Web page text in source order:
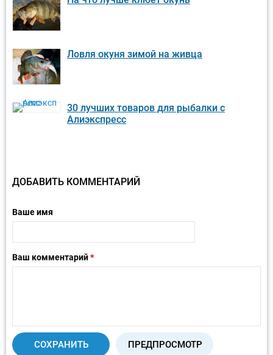
Ловля окуня зимой на живца
30 лучших товаров для рыбалки с
Алиэкспресс
ДОБАВИТЬ КОММЕНТАРИЙ
Ваше имя
Ваш комментарий*